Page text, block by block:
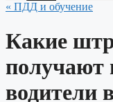
« ПДД и обучение
Какие
водители